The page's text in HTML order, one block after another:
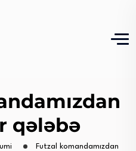
qələbə
Futzal komandamızdan